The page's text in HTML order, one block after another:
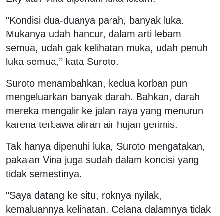
"Kondisi dua-duanya parah, banyak luka.
Mukanya udah hancur, dalam arti lebam
semua, udah gak kelihatan muka, udah penuh
luka semua,’’ kata Suroto.
Suroto menambahkan, kedua korban pun
mengeluarkan banyak darah. Bahkan, darah
mereka mengalir ke jalan raya yang menurun
karena terbawa aliran air hujan gerimis.
Tak hanya dipenuhi luka, Suroto mengatakan,
pakaian Vina juga sudah dalam kondisi yang
tidak semestinya.
"Saya datang ke situ, roknya nyilak,
kemaluannya kelihatan. Celana dalamnya tidak